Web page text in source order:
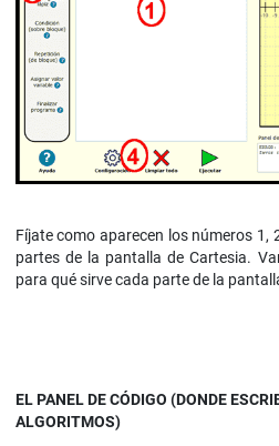
Fíjate como aparecen los números 1,
partes de la pantalla de Cartesia.
para qué sirve cada parte de la
EL PANEL DE CÓDIGO (DONDE
ALGORITMOS)